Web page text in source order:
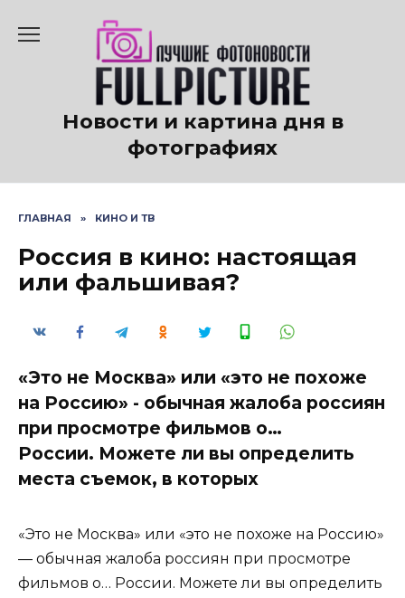
содержанию
Новости и картина дня в
фотографиях
ГЛАВНАЯ » КИНО И ТВ
Россия в кино: настоящая
или фальшивая?
«Это не Москва» или «это не похоже
на Россию» - обычная жалоба россиян
при просмотре фильмов о…
России. Можете ли вы определить
места съемок, в которых
«Это не Москва» или «это не похоже на Россию»
— обычная жалоба россиян при просмотре
фильмов о… России. Можете ли вы определить